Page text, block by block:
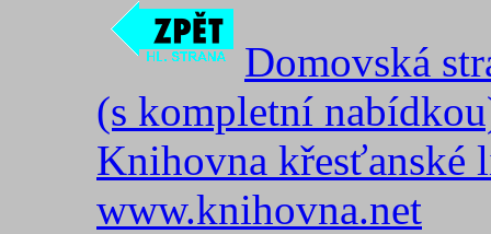
Domovská
(s kompletní
Knihovna křesťanské
www.knihovna.net